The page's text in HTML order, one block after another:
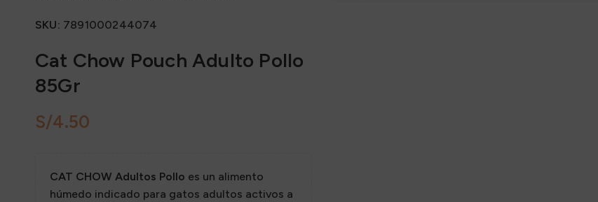
SKU: 7891000244074
Cat Chow Pouch Adulto Pollo
85Gr
S/
CAT CHOW Adultos Pollo es un alimento
húmedo indicado para gatos adultos activos a